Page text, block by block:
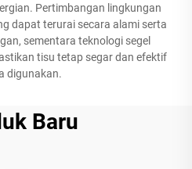
Pertimbangan lingkungan
dapat terurai secara alami serta
sementara teknologi segel
tisu tetap segar dan efektif
digunakan.
Baru